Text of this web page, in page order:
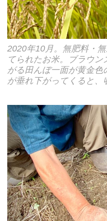
2020年10月。無肥料・
てられたお米。ブラウ
がる田んぼ一面が黄金
が垂れ下がってくると、